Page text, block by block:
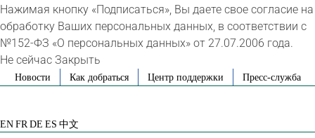
Нажимая кнопку «Подписаться», Вы даете свое согласие на
обработку Ваших персональных данных, в соответствии с
№152-ФЗ «О персональных данных» от 27.07.2006 года.
Не сейчас Закрыть
SkipНовости Как добраться Центр поддержки Пресс-служба
EN FR DE ES 中文